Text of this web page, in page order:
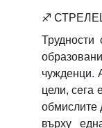
♐
Трудности
чужденци.
цели, сега
обмислите
върху